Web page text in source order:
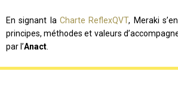
En signant la Charte ReflexQVT, Meraki
principes, méthodes et valeurs
par l’Anact